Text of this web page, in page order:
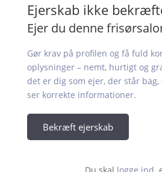
Ejerskab ikke
Ejer du denne
Gør krav på profilen og få fuld
oplysninger – nemt, hurtigt og
det er dig som ejer, der står
ser korrekte informationer.
Bekræft ejerskab